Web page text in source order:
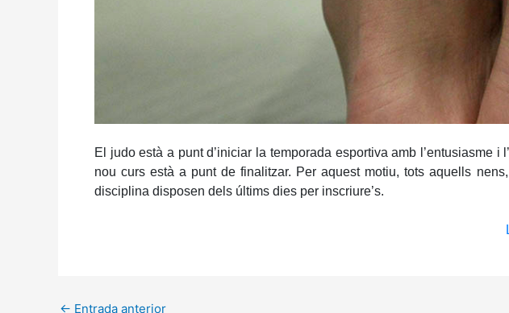
El judo està a punt d’iniciar la temporada esportiva amb l’entusiasme
nou curs està a punt de finalitzar. Per aquest motiu, tots aquells
disciplina disposen dels últims dies per inscriure’s.
← Entrada anterior